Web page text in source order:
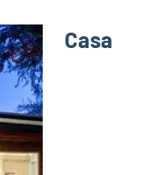
Casa